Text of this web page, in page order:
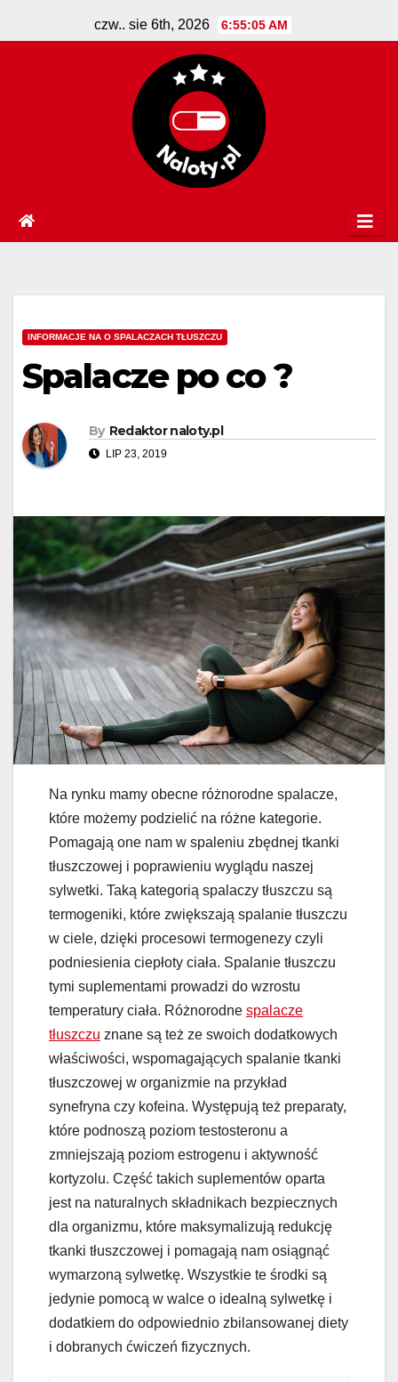
to
czw.. sie 6th, 2026 6:55:06 AM
INFORMACJE NA O SPALACZACH TŁUSZCZU
Spalacze po co ?
By Redaktor naloty.pl
LIP 23, 2019
Na rynku mamy obecne różnorodne spalacze,
które możemy podzielić na różne kategorie.
Pomagają one nam w spaleniu zbędnej tkanki
tłuszczowej i poprawieniu wyglądu naszej
sylwetki. Taką kategorią spalaczy tłuszczu są
termogeniki, które zwiększają spalanie tłuszczu
w ciele, dzięki procesowi termogenezy czyli
podniesienia ciepłoty ciała. Spalanie tłuszczu
tymi suplementami prowadzi do wzrostu
temperatury ciała. Różnorodne spalacze
tłuszczu znane są też ze swoich dodatkowych
właściwości, wspomagających spalanie tkanki
tłuszczowej w organizmie na przykład
synefryna czy kofeina. Występują też preparaty,
które podnoszą poziom testosteronu a
zmniejszają poziom estrogenu i aktywność
kortyzolu. Część takich suplementów oparta
jest na naturalnych składnikach bezpiecznych
dla organizmu, które maksymalizują redukcję
tkanki tłuszczowej i pomagają nam osiągnąć
wymarzoną sylwetkę. Wszystkie te środki są
jedynie pomocą w walce o idealną sylwetkę i
dodatkiem do odpowiednio zbilansowanej diety
i dobranych ćwiczeń fizycznych.